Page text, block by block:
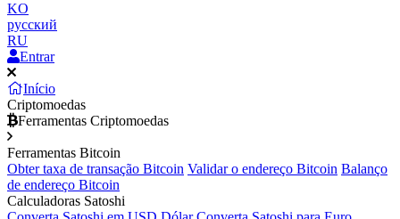
KO
русский
RU
Entrar
Início
Criptomoedas
Ferramentas Criptomoedas
Ferramentas Bitcoin
Obter taxa de transação Bitcoin Validar o endereço Bitcoin Balanço
de endereço Bitcoin
Calculadoras Satoshi